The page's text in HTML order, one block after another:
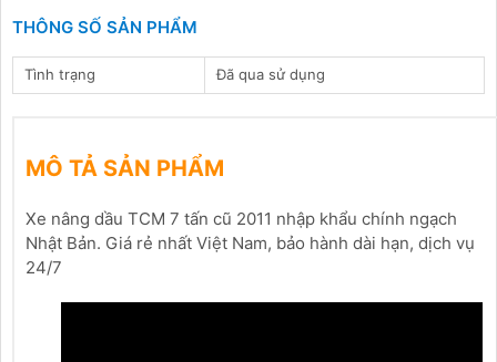
THÔNG SỐ SẢN PHẨM
Tình trạng Đã qua sử dụng
MÔ TẢ SẢN PHẨM
Xe nâng dầu TCM 7 tấn cũ 2011 nhập khẩu chính ngạch
Nhật Bản. Giá rẻ nhất Việt Nam, bảo hành dài hạn, dịch vụ
24/7